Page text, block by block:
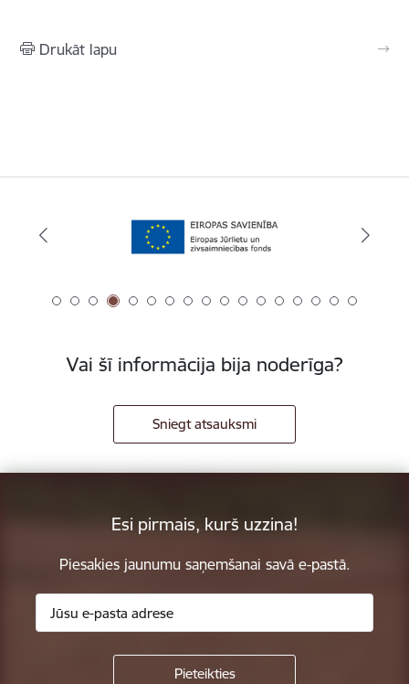
Drukāt lapu
Vai šī informācija bija noderīga?
Sniegt atsauksmi
Esi pirmais, kurš uzzina!
Piesakies jaunumu saņemšanai savā e-pastā.